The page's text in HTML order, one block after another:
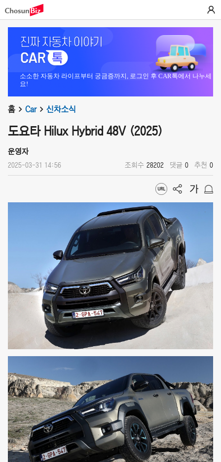
소소한 자동차 라이프부터 궁금증까지, 로그인 후 CAR톡에서 나누세
요!
홈 Car 신차소식
도요타 Hilux Hybrid 48V (2025)
운영자
2025-03-31 14:56 조회수 28202 댓글 0 추천 0